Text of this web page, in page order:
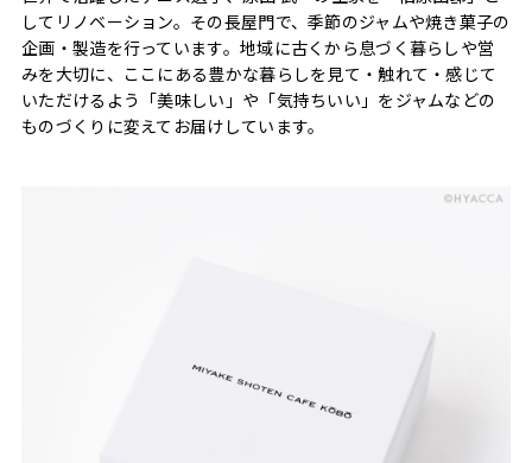
してリノベーション。その長屋門で、季節のジャムや焼き菓子の
企画・製造を行っています。地域に古くから息づく暮らしや営
みを大切に、ここにある豊かな暮らしを見て・触れて・感じて
いただけるよう「美味しい」や「気持ちいい」をジャムなどの
ものづくりに変えてお届けしています。